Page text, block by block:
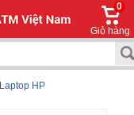
0
Giỏ hàng
Laptop HP